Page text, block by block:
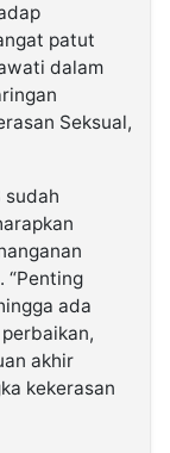
patut
dalam
Seksual,
sudah
“Penting
ada
akhir
kekerasan